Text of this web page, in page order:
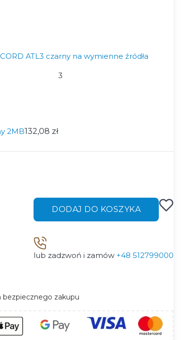
ATL3 czarny na wymienne źródła
2MB132,08 zł
3
DODAJ DO KOSZYKA
lub zadzwoń i zamów +48 512799000
bezpiecznego zakupu